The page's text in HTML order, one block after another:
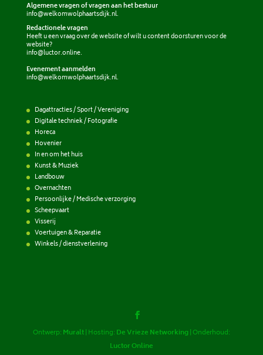
Algemene vragen of vragen aan het bestuur
info@welkomwolphaartsdijk.nl.
Redactionele vragen
Heeft u een vraag over de website of wilt u content doorsturen voor de
website?
info@luctor.online.
Evenement aanmelden
info@welkomwolphaartsdijk.nl.
Dagattracties / Sport / Vereniging
Digitale techniek / Fotografie
Horeca
Hovenier
In en om het huis
Kunst & Muziek
Landbouw
Overnachten
Persoonlijke / Medische verzorging
Scheepvaart
Visserij
Voertuigen & Reparatie
Winkels / dienstverlening
Ontwerp: Muralt| Hosting: De Vrieze Networking| Onderhoud:
Luctor Online